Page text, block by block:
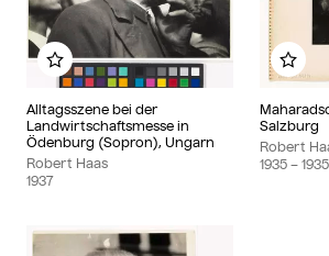
Alltagsszene bei der
Landwirtschaftsmesse in
Ödenburg (Sopron), Ungarn
Robert Haas
1937
Add to my album
Salzburg
Robert
1935 – 1935
Add